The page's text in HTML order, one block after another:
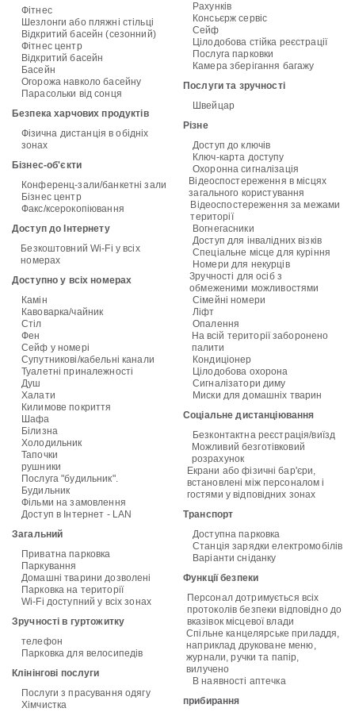
Фітнес
Шезлонги або пляжні стільці
Відкритий басейн (сезонний)
Фітнес центр
Відкритий басейн
Басейн
Огорожа навколо басейну
Парасольки від сонця
Безпека харчових продуктів
Фізична дистанція в обідніх
зонах
Бізнес-об'єкти
Конференц-зали/банкетні зали
Бізнес центр
Факс/ксерокопіювання
Доступ до Інтернету
Безкоштовний Wi-Fi у всіх
номерах
Доступно у всіх номерах
Камін
Кавоварка/чайник
Стіл
Фен
Сейф у номері
Супутникові/кабельні канали
Туалетні приналежності
Душ
Халати
Килимове покриття
Шафа
Білизна
Холодильник
Тапочки
рушники
Послуга "будильник".
Будильник
Фільми на замовлення
Доступ в Інтернет - LAN
Загальний
Приватна парковка
Паркування
Домашні тварини дозволені
Парковка на території
Wi-Fi доступний у всіх зонах
Зручності в гуртожитку
телефон
Парковка для велосипедів
Клінінгові послуги
Послуги з прасування одягу
Хімчистка
Рахунків
Консьєрж сервіс
Сейф
Цілодобова стійка реєстрації
Послуга парковки
Камера зберігання багажу
Послуги та зручності
Швейцар
Різне
Доступ до ключів
Ключ-карта доступу
Охоронна сигналізація
Відеоспостереження в місцях
загального користування
Відеоспостереження за межами
території
Вогнегасники
Доступ для інвалідних візків
Спеціальне місце для куріння
Номери для некурців
Зручності для осіб з
обмеженими можливостями
Сімейні номери
Ліфт
Опалення
На всій території заборонено
палити
Кондиціонер
Цілодобова охорона
Сигналізатори диму
Миски для домашніх тварин
Соціальне дистанціювання
Безконтактна реєстрація/виїзд
Можливий безготівковий
розрахунок
Екрани або фізичні бар'єри,
встановлені між персоналом і
гостями у відповідних зонах
Транспорт
Доступна парковка
Станція зарядки електромобілів
Варіанти сніданку
Функції безпеки
Персонал дотримується всіх
протоколів безпеки відповідно до
вказівок місцевої влади
Спільне канцелярське приладдя,
наприклад друковане меню,
журнали, ручки та папір,
вилучено
В наявності аптечка
прибирання